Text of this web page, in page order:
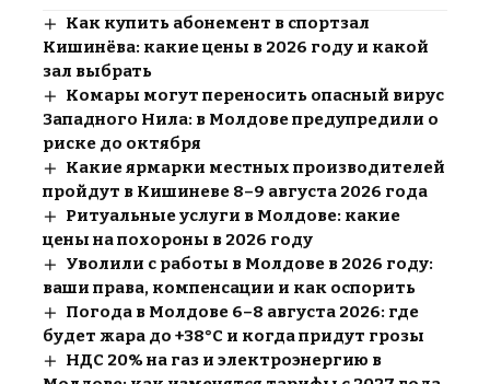
Как купить абонемент в спортзал
Кишинёва: какие цены в 2026 году и какой
зал выбрать
Комары могут переносить опасный вирус
Западного Нила: в Молдове предупредили о
риске до октября
Какие ярмарки местных производителей
пройдут в Кишиневе 8–9 августа 2026 года
Ритуальные услуги в Молдове: какие
цены на похороны в 2026 году
Уволили с работы в Молдове в 2026 году:
ваши права, компенсации и как оспорить
Погода в Молдове 6–8 августа 2026: где
будет жара до +38°C и когда придут грозы
НДС 20% на газ и электроэнергию в